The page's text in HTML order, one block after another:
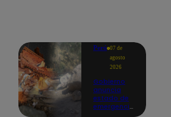
Perú 07 de
agosto
2026
Gobierno
anuncia
estado de
emergencia